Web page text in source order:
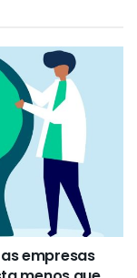
empresas